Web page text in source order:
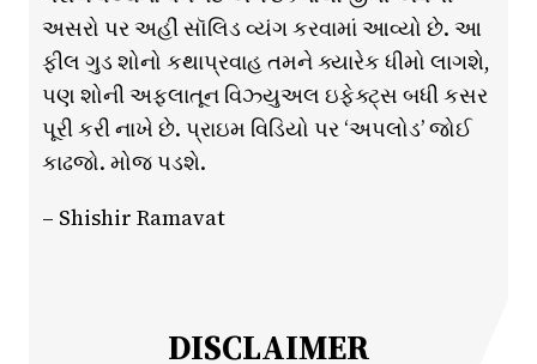
અસરો પર અહીં સૉલિડ વ્યંગ કરવામાં આવ્યો છે. આ
ફીલ ગુડ શોનો કથાપ્રવાહ તમને ક્યારેક ધીમો લાગશે,
પણ શોની અફલાતૂન વિઝ્યુઅલ ઇફેક્ટ્સ બધી કસર
પૂરી કરી નાખે છે. પ્રાઇમ વિડિયો પર ‘અપલોડ’ જોઈ
કાઢજો. મોજ પડશે.
– Shishir Ramavat
DISCLAIMER